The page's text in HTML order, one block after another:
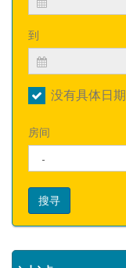
到
没有具体日期
房间
搜寻